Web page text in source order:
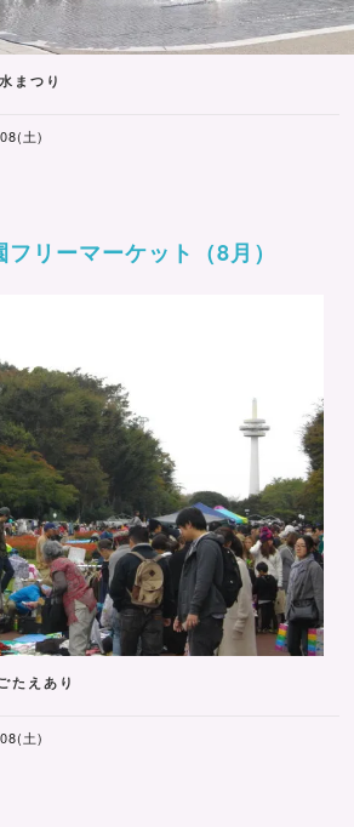
まつり
土)
リーマーケット（8月）
たえあり
土)